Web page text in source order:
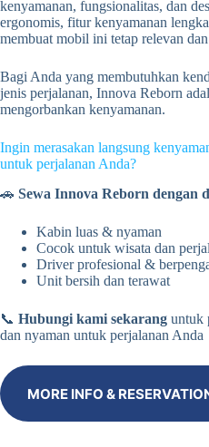
kenyamanan, fungsionalitas, dan
ergonomis, fitur kenyamanan
membuat mobil ini tetap relevan
Bagi Anda yang membutuhkan
jenis perjalanan, Innova Reborn
mengorbankan kenyamanan.
Ingin merasakan langsung
untuk perjalanan Anda?
🚗 Sewa Innova Reborn dengan
Kabin luas & nyaman
Cocok untuk wisata dan
Driver profesional &
Unit bersih dan terawat
📞 Hubungi kami sekarang untuk
dan nyaman untuk perjalanan Anda
MORE INFO &